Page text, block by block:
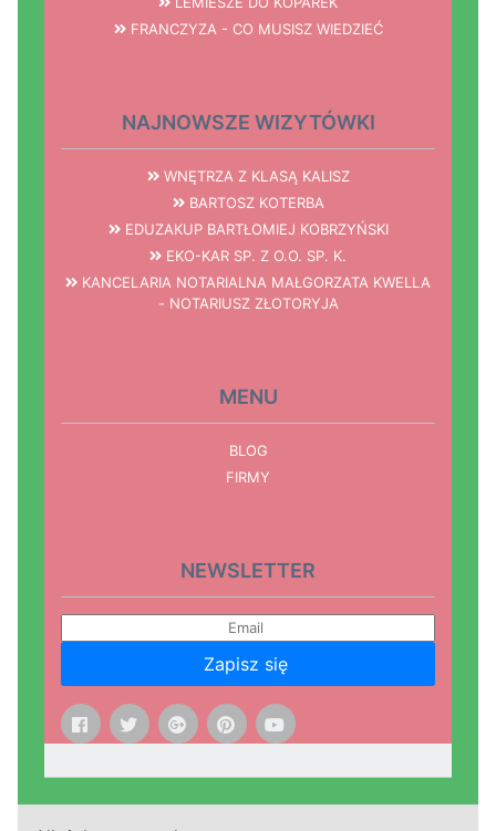
FRANCZYZA - CO MUSISZ WIEDZIEĆ
NAJNOWSZE WIZYTÓWKI
WNĘTRZA Z KLASĄ KALISZ
BARTOSZ KOTERBA
EDUZAKUP BARTŁOMIEJ KOBRZYŃSKI
EKO-KAR SP. Z O.O. SP. K.
KANCELARIA NOTARIALNA MAŁGORZATA KWELLA
- NOTARIUSZ ZŁOTORYJA
MENU
BLOG
FIRMY
NEWSLETTER
Zapisz się